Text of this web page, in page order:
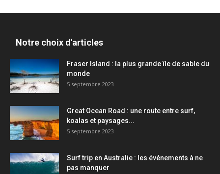
Notre choix d'articles
Fraser Island : la plus grande île de sable du
monde
5 septembre 2023
Great Ocean Road : une route entre surf,
koalas et paysages...
5 septembre 2023
Surf trip en Australie : les événements à ne
pas manquer